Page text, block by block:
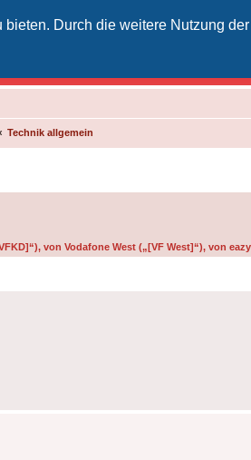
Durch die weitere Nutzung
Technik allgemein
von Vodafone West („[VF West]“), von